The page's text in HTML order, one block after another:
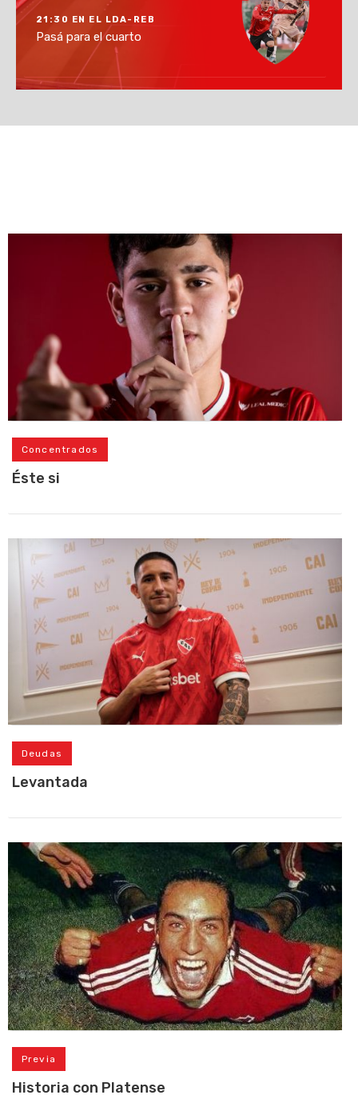
21:30 EN EL LDA-REB
Pasá para el cuarto
Concentrados
Éste si
Deudas
Levantada
Previa
Historia con Platense